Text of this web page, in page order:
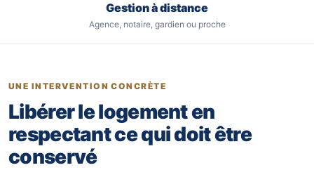
Gestion à distance
Agence, notaire, gardien ou proche
UNE INTERVENTION CONCRÈTE
Libérer le logement en
respectant ce qui doit être
conservé